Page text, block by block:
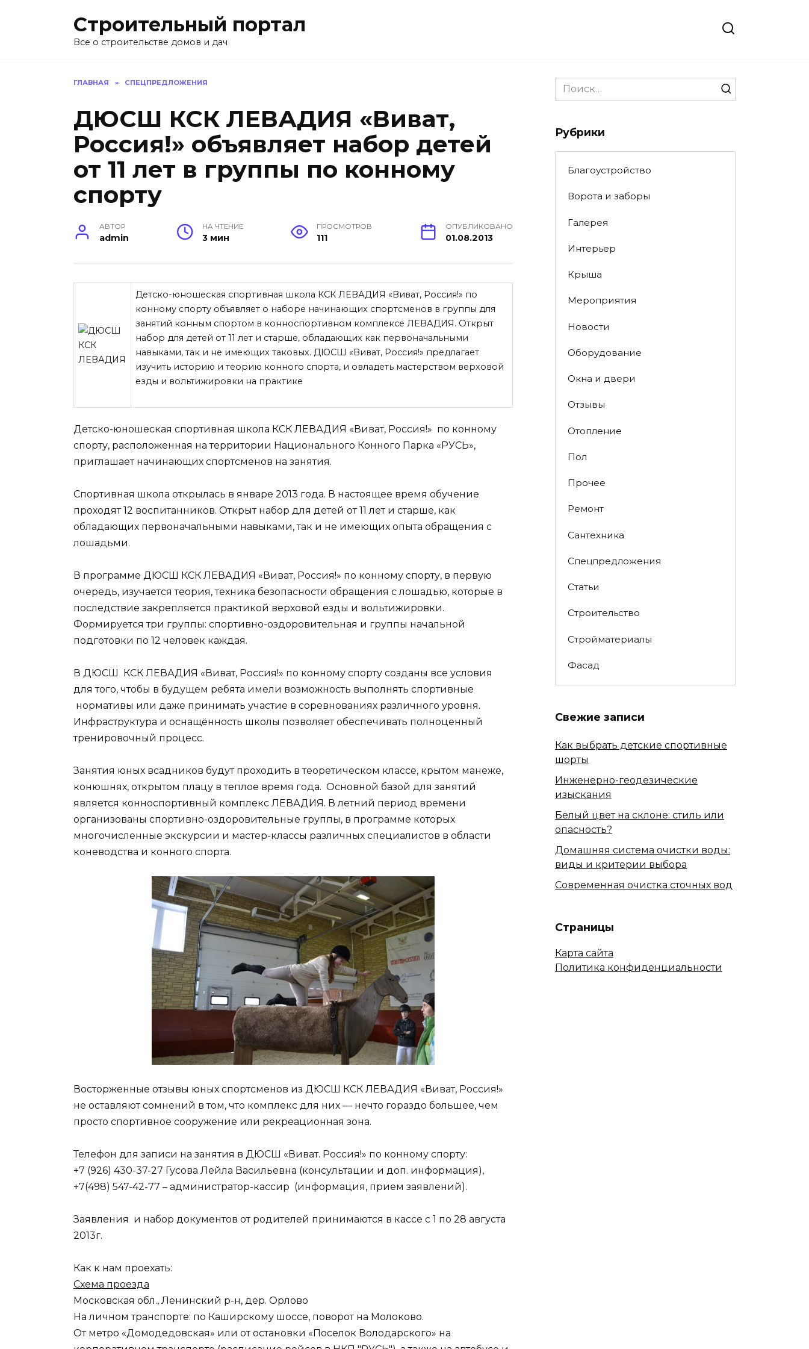
Строительный портал
Все о строительстве домов и дач
ГЛАВНАЯ » СПЕЦПРЕДЛОЖЕНИЯ
ДЮСШ КСК ЛЕВАДИЯ «Виват,
Россия!» объявляет набор детей
от 11 лет в группы по конному
спорту
АВТОР
admin
НА ЧТЕНИЕ
3 мин
ПРОСМОТРОВ
111
ОПУБЛИКОВАНО
01.08.2013
Детско-юношеская спортивная школа КСК ЛЕВАДИЯ «Виват, Россия!» по
конному спорту объявляет о наборе начинающих спортсменов в группы для
занятий конным спортом в конноспортивном комплексе ЛЕВАДИЯ. Открыт
набор для детей от 11 лет и старше, обладающих как первоначальными
навыками, так и не имеющих таковых. ДЮСШ «Виват, Россия!» предлагает
изучить историю и теорию конного спорта, и овладеть мастерством верховой
езды и вольтижировки на практике
Детско-юношеская спортивная школа КСК ЛЕВАДИЯ «Виват, Россия!» по конному
спорту, расположенная на территории Национального Конного Парка «РУСЬ»,
приглашает начинающих спортсменов на занятия.
Спортивная школа открылась в январе 2013 года. В настоящее время обучение
проходят 12 воспитанников. Открыт набор для детей от 11 лет и старше, как
обладающих первоначальными навыками, так и не имеющих опыта обращения с
лошадьми.
В программе ДЮСШ КСК ЛЕВАДИЯ «Виват, Россия!» по конному спорту, в первую
очередь, изучается теория, техника безопасности обращения с лошадью, которые в
последствие закрепляется практикой верховой езды и вольтижировки.
Формируется три группы: спортивно-оздоровительная и группы начальной
подготовки по 12 человек каждая.
В ДЮСШ КСК ЛЕВАДИЯ «Виват, Россия!» по конному спорту созданы все условия
для того, чтобы в будущем ребята имели возможность выполнять спортивные
нормативы или даже принимать участие в соревнованиях различного уровня.
Инфраструктура и оснащённость школы позволяет обеспечивать полноценный
тренировочный процесс.
Занятия юных всадников будут проходить в теоретическом классе, крытом манеже,
конюшнях, открытом плацу в теплое время года. Основной базой для занятий
является конноспортивный комплекс ЛЕВАДИЯ. В летний период времени
организованы спортивно-оздоровительные группы, в программе которых
многочисленные экскурсии и мастер-классы различных специалистов в области
коневодства и конного спорта.
Восторженные отзывы юных спортсменов из ДЮСШ КСК ЛЕВАДИЯ «Виват, Россия!»
не оставляют сомнений в том, что комплекс для них — нечто гораздо большее, чем
просто спортивное сооружение или рекреационная зона.
Телефон для записи на занятия в ДЮСШ «Виват. Россия!» по конному спорту:
+7 (926) 430-37-27 Гусова Лейла Васильевна (консультации и доп. информация),
+7(498) 547-42-77 – администратор-кассир (информация, прием заявлений).
Заявления и набор документов от родителей принимаются в кассе с 1 по 28 августа
2013г.
Как к нам проехать:
Схема проезда
Московская обл., Ленинский р-н, дер. Орлово
На личном транспорте: по Каширскому шоссе, поворот на Молоково.
От метро «Домодедовская» или от остановки «Поселок Володарского» на
Search
for:
Рубрики
Благоустройство
Ворота и заборы
Галерея
Интерьер
Крыша
Мероприятия
Новости
Оборудование
Окна и двери
Отзывы
Отопление
Пол
Прочее
Ремонт
Сантехника
Спецпредложения
Статьи
Строительство
Стройматериалы
Фасад
Свежие записи
Как выбрать детские спортивные
шорты
Инженерно-геодезические
изыскания
Белый цвет на склоне: стиль или
опасность?
Домашняя система очистки воды:
виды и критерии выбора
Современная очистка сточных вод
Страницы
Карта сайта
Политика конфиденциальности